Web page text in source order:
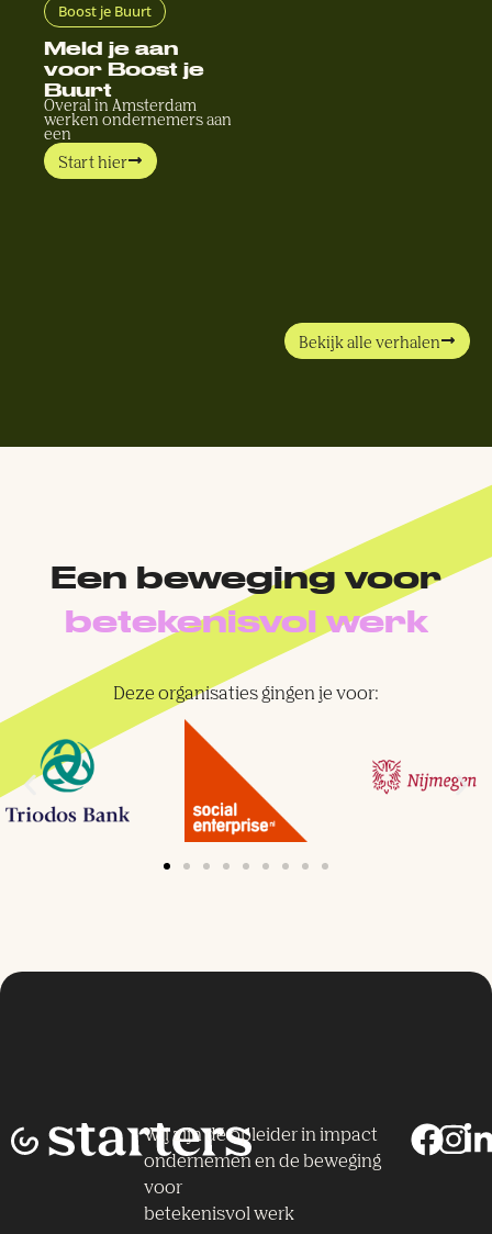
Boost je Buurt
Meld je aan
voor Boost je
Buurt
Overal in Amsterdam
werken ondernemers aan
een
Start hier
Bekijk alle verhalen
Een beweging voor
betekenisvol werk
Deze organisaties gingen je voor:
Wij zijn dé opleider in impact
ondernemen en de beweging
voor
betekenisvol werk